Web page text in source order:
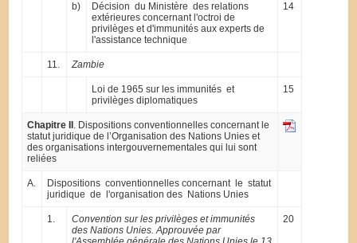
b)
Décision du Ministère des relations
extérieures concernant l'octroi de
privilèges et d'immunités aux experts de
l'assistance technique
14
11. Zambie
Loi de 1965 sur les immunités et
privilèges diplomatiques
15
Chapitre II . Dispositions conventionnelles concernant le
statut juridique de l’Organisation des Nations Unies et
des organisations intergouvernementales qui lui sont
reliées
A.
Dispositions conventionnelles concernant le statut
juridique de l'organisation des Nations Unies
1.
Convention sur les privilèges et immunités
des Nations Unies. Approuvée par
20